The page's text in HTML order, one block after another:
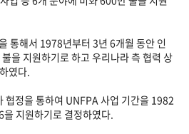
통해서 1978년부터 3년 6개월 동안 인
을 지원하기로 하고 우리나라 측 협력 상
였다.
정을 통하여 UNFPA 사업 기간을 1982
지원하기로 결정하였다.